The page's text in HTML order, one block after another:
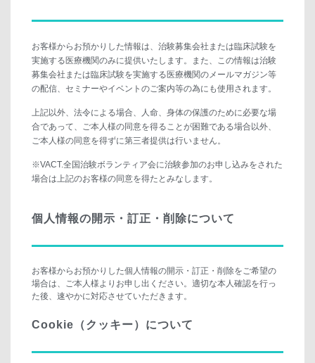
お客様からお預かりした情報は、治験募集会社または臨床試験を
実施する医療機関のみに提供いたします。また、この情報は治験
募集会社または臨床試験を実施する医療機関のメールマガジン等
の配信、セミナーやイベントのご案内等の為にも使用されます。
上記以外、法令による場合、人命、身体の保護のために必要な場
合であって、ご本人様の同意を得ることが困難である場合以外、
ご本人様の同意を得ずに第三者提供は行いません。
※VACT.全国治験ボランティア会に治験参加のお申し込みをされた
場合は上記のお客様の同意を得たとみなします。
個人情報の開示・訂正・削除について
お客様からお預かりした個人情報の開示・訂正・削除をご希望の
場合は、ご本人様よりお申し出ください。適切な本人確認を行っ
た後、速やかに対応させていただきます。
Cookie（クッキー）について